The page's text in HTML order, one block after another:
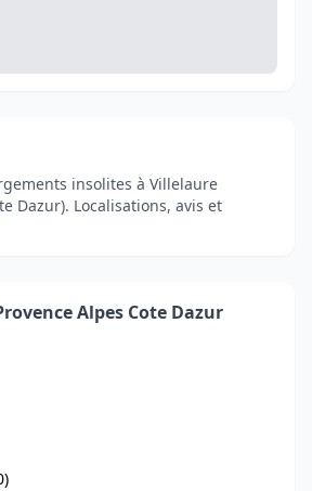
insolites à Villelaure
Dazur). Localisations, avis et
Alpes Cote Dazur